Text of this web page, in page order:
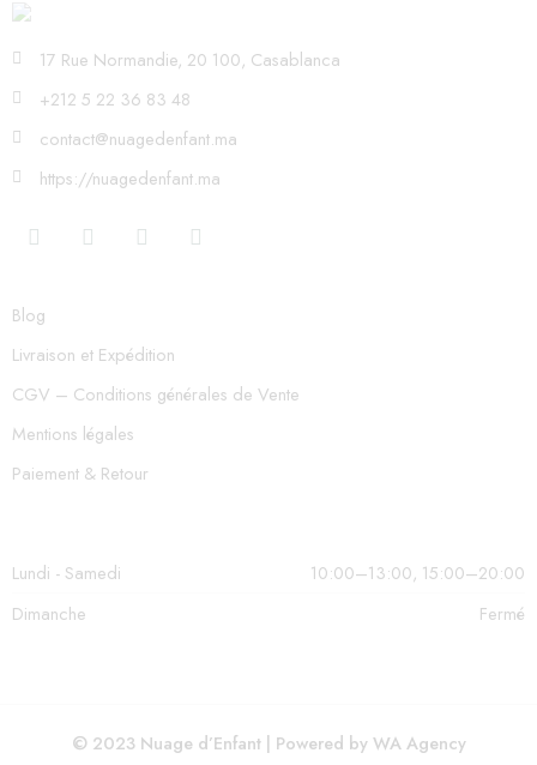
17 Rue Normandie, 20 100, Casablanca
+212 5 22 36 83 48
contact@nuagedenfant.ma
https://nuagedenfant.ma
Blog
Livraison et Expédition
CGV – Conditions générales de Vente
Mentions légales
Paiement & Retour
Lundi - Samedi
10:00–13:00, 15:00–20:00
Dimanche
Fermé
© 2023 Nuage d’Enfant | Powered by WA Agency